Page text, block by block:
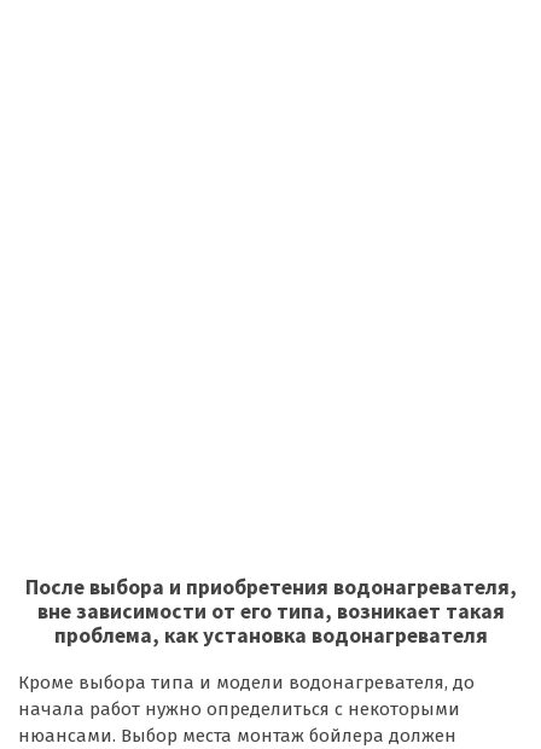
После выбора и приобретения водонагревателя,
вне зависимости от его типа, возникает такая
проблема, как установка водонагревателя
Кроме выбора типа и модели водонагревателя, до
начала работ нужно определиться с некоторыми
нюансами. Выбор места монтаж бойлера должен